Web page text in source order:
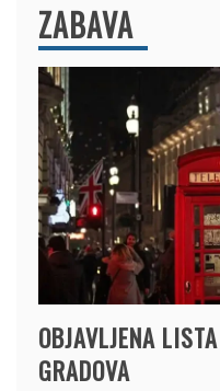
ZABAVA
OBJAVLJENA
GRADOVA